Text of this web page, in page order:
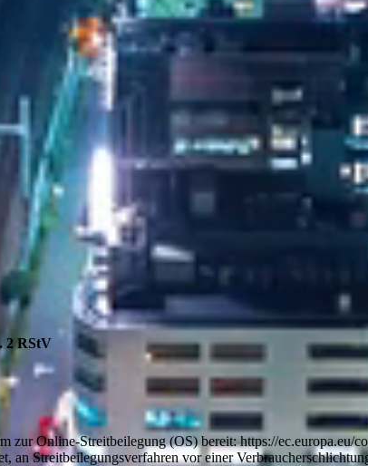
2 RStV
zur Online-Streitbeilegung (OS) bereit: https://ec.europa.eu/
an Streitbeilegungsverfahren vor einer